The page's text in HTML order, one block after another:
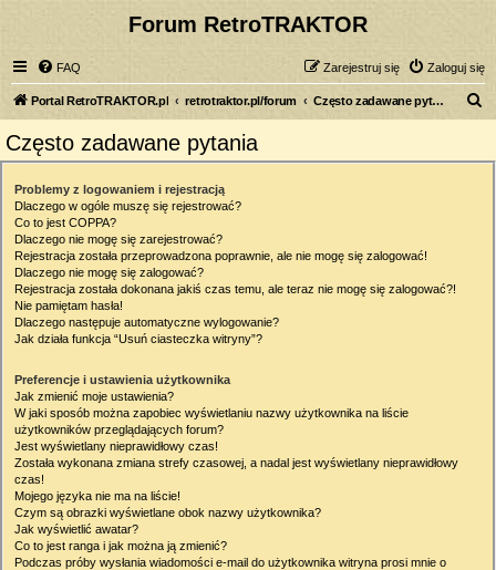
Forum RetroTRAKTOR
FAQ Zaloguj się
Zarejestruj się
Portal RetroTRAKTOR.pl retrotraktor.pl/forum Często zadawane pytania
Często zadawane pytania
Problemy z logowaniem i rejestracją
Dlaczego w ogóle muszę się rejestrować?
Co to jest COPPA?
Dlaczego nie mogę się zarejestrować?
Rejestracja została przeprowadzona poprawnie, ale nie mogę się zalogować!
Dlaczego nie mogę się zalogować?
Rejestracja została dokonana jakiś czas temu, ale teraz nie mogę się zalogować?!
Nie pamiętam hasła!
Dlaczego następuje automatyczne wylogowanie?
Jak działa funkcja “Usuń ciasteczka witryny”?
Preferencje i ustawienia użytkownika
Jak zmienić moje ustawienia?
W jaki sposób można zapobiec wyświetlaniu nazwy użytkownika na liście
użytkowników przeglądających forum?
Jest wyświetlany nieprawidłowy czas!
Została wykonana zmiana strefy czasowej, a nadal jest wyświetlany nieprawidłowy
czas!
Mojego języka nie ma na liście!
Czym są obrazki wyświetlane obok nazwy użytkownika?
Jak wyświetlić awatar?
Co to jest ranga i jak można ją zmienić?
Podczas próby wysłania wiadomości e-mail do użytkownika witryna prosi mnie o